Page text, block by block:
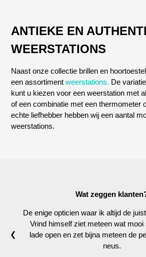
Wat zeggen
De enige opticien waar ik altijd de
Vrind himself ziet meteen wat mooi
lade open en zet bijna meteen de
neus.
❮
ANTIEKE EN
WEERSTATIONS
Naast onze collectie brillen en
een assortimentweerstations. De
kunt u kiezen voor een weerstation met
of een combinatie met een thermometer
echte liefhebber hebben wij een aantal
weerstations.